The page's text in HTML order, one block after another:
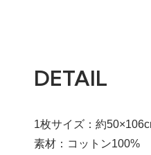
DETAIL
1枚サイズ：約
素材：コットン100%